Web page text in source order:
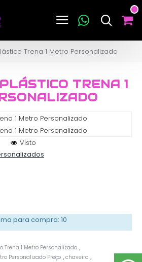
Trena 1 Metro Personalizado
TRENA 1
Visto
para compra: 10
Trena 1 Metro Personalizado ,
Personalizado Preço ,chaveiro ,